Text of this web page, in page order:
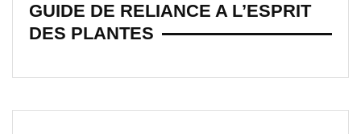
GUIDE DE RELIANCE A L’ESPRIT
DES PLANTES